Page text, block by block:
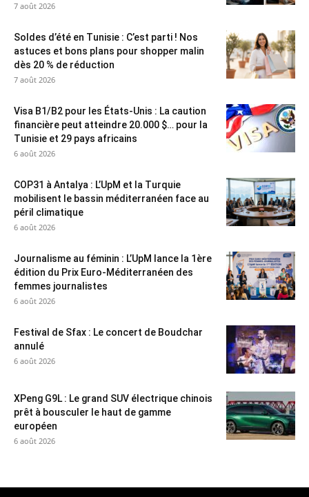
7 août 2026
Soldes d’été en Tunisie : C’est parti ! Nos
astuces et bons plans pour shopper malin
dès 20 % de réduction
7 août 2026
Visa B1/B2 pour les États-Unis : La caution
financière peut atteindre 20.000 $… pour la
Tunisie et 29 pays africains
6 août 2026
COP31 à Antalya : L’UpM et la Turquie
mobilisent le bassin méditerranéen face au
péril climatique
6 août 2026
Journalisme au féminin : L’UpM lance la 1ère
édition du Prix Euro-Méditerranéen des
femmes journalistes
6 août 2026
Festival de Sfax : Le concert de Boudchar
annulé
6 août 2026
XPeng G9L : Le grand SUV électrique chinois
prêt à bousculer le haut de gamme
européen
6 août 2026